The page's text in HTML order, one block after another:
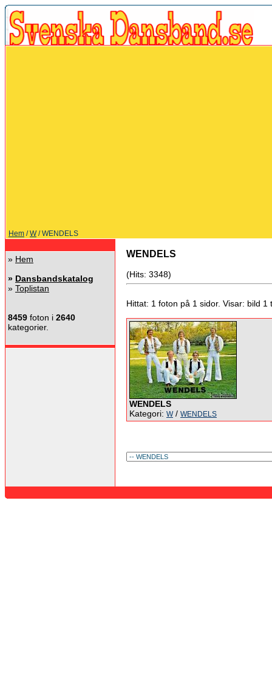
Hem /W/ WENDELS
» Hem
» Dansbandskatalog
» Toplistan
8459 foton i 2640
kategorier.
WENDELS
(Hits: 3348)
Hittat: 1 foton på 1 sidor. Visar: bild 1
WENDELS
Kategori: W/ WENDELS